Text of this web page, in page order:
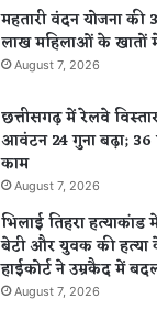
महतारी वंदन योजना की
लाख महिलाओं के खातों
August 7, 2026
छत्तीसगढ़ में रेलवे
आवंटन 24 गुना बढ़ा; 36
काम
August 7, 2026
भिलाई तिहरा
बेटी और युवक की हत्या
हाईकोर्ट ने उम्रकैद में
August 7, 2026